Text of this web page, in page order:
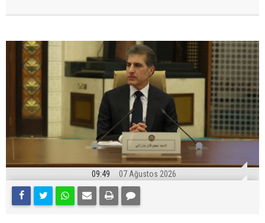
09:49 07 Ağustos 2026